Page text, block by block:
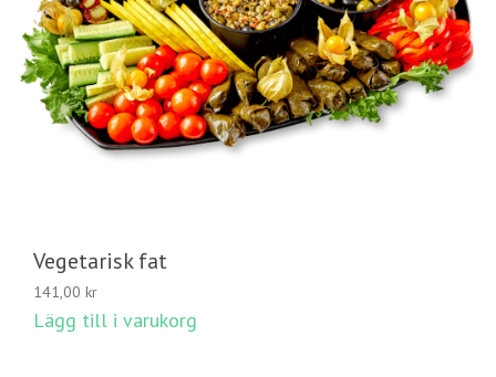
Vegetarisk fat
141,00 kr
Lägg till i varukorg